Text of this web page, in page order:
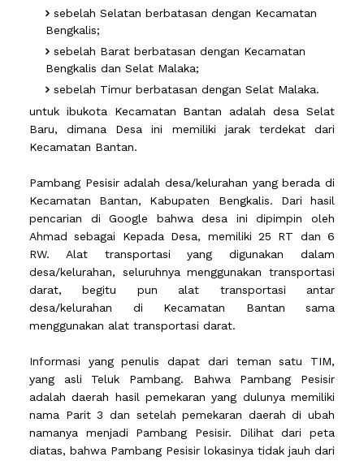
sebelah Selatan berbatasan dengan Kecamatan
Bengkalis;
sebelah Barat berbatasan dengan Kecamatan
Bengkalis dan Selat Malaka;
sebelah Timur berbatasan dengan Selat Malaka.
untuk ibukota Kecamatan Bantan adalah desa Selat
Baru, dimana Desa ini memiliki jarak terdekat dari
Kecamatan Bantan.
Pambang Pesisir adalah desa/kelurahan yang berada di
Kecamatan Bantan, Kabupaten Bengkalis. Dari hasil
pencarian di Google bahwa desa ini dipimpin oleh
Ahmad sebagai Kepada Desa, memiliki 25 RT dan 6
RW. Alat transportasi yang digunakan dalam
desa/kelurahan, seluruhnya menggunakan transportasi
darat, begitu pun alat transportasi antar
desa/kelurahan di Kecamatan Bantan sama
menggunakan alat transportasi darat.
Informasi yang penulis dapat dari teman satu TIM,
yang asli Teluk Pambang. Bahwa Pambang Pesisir
adalah daerah hasil pemekaran yang dulunya memiliki
nama Parit 3 dan setelah pemekaran daerah di ubah
namanya menjadi Pambang Pesisir. Dilihat dari peta
diatas, bahwa Pambang Pesisir lokasinya tidak jauh dari